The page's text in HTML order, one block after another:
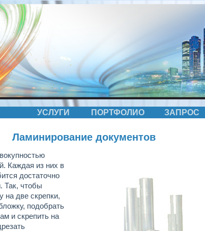
УСЛУГИ ПОРТФОЛИО ЗАПРОС
Ламинирование документов
Каждая из них в
достаточно
Так, чтобы
две скрепки,
подобрать
и скрепить на